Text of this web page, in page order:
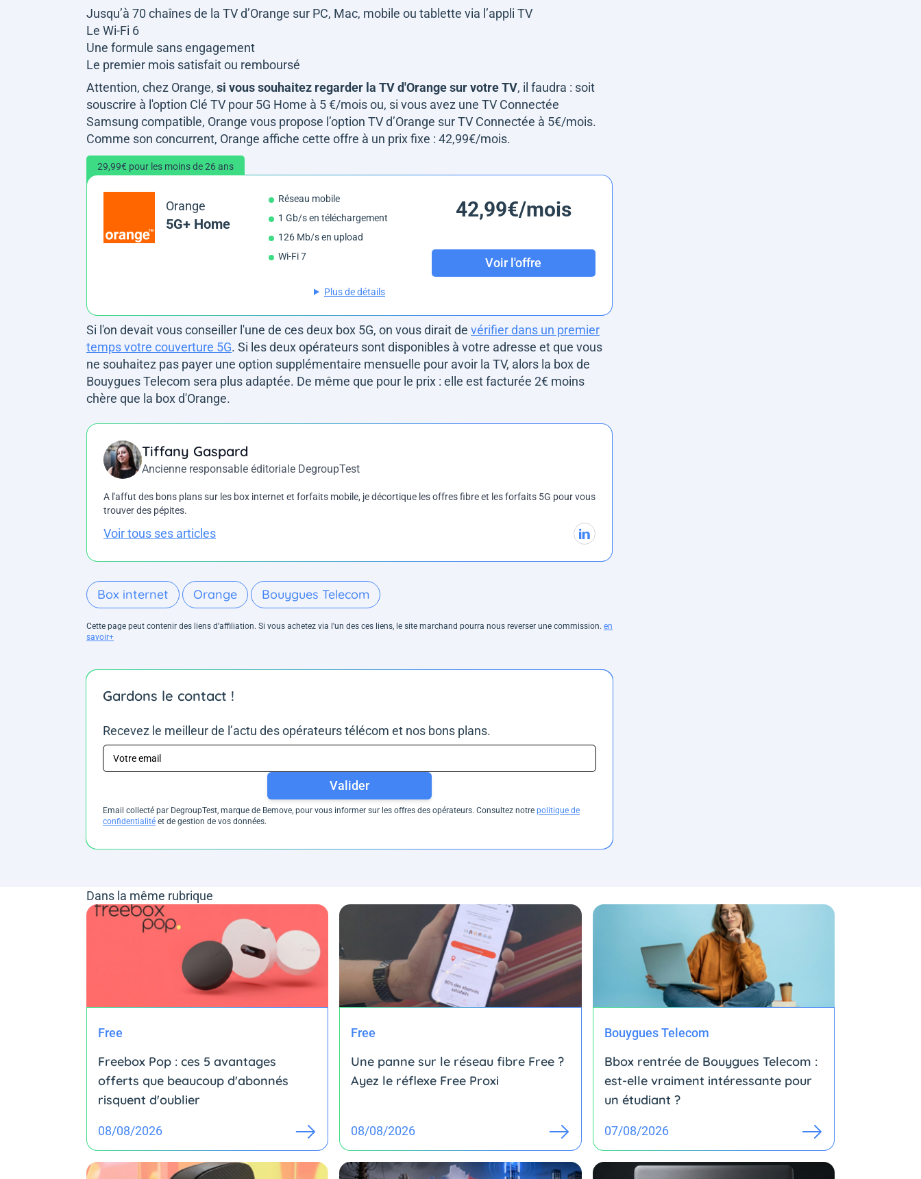
Jusqu’à 70 chaînes de la TV d’Orange sur PC, Mac, mobile ou tablette via l’appli TV
Le Wi-Fi 6
Une formule sans engagement
Le premier mois satisfait ou remboursé
Attention, chez Orange, si vous souhaitez regarder la TV d'Orange sur votre TV, il faudra : soit
souscrire à l'option Clé TV pour 5G Home à 5 €/mois ou, si vous avez une TV Connectée
Samsung compatible, Orange vous propose l’option TV d’Orange sur TV Connectée à 5€/mois.
Comme son concurrent, Orange affiche cette offre à un prix fixe : 42,99€/mois.
29,99€ pour les moins de 26 ans
Orange
5G+ Home
Réseau mobile
1 Gb/s en téléchargement
126 Mb/s en upload
Wi-Fi 7
42,99€/mois
Voir l'offre
Plus de détails
Si l'on devait vous conseiller l'une de ces deux box 5G, on vous dirait de vérifier dans un premier
temps votre couverture 5G. Si les deux opérateurs sont disponibles à votre adresse et que vous
ne souhaitez pas payer une option supplémentaire mensuelle pour avoir la TV, alors la box de
Bouygues Telecom sera plus adaptée. De même que pour le prix : elle est facturée 2€ moins
chère que la box d'Orange.
Tiffany Gaspard
Ancienne responsable éditoriale DegroupTest
A l'affut des bons plans sur les box internet et forfaits mobile, je décortique les offres fibre et les forfaits 5G pour vous
trouver des pépites.
Voir tous ses articles
Box internet Orange Bouygues Telecom
Cette page peut contenir des liens d’affiliation. Si vous achetez via l'un des ces liens, le site marchand pourra nous reverser une commission. en
savoir+
Gardons le contact !
Recevez le meilleur de l’actu des opérateurs télécom et nos bons plans.
Valider
Email collecté par DegroupTest, marque de Bemove, pour vous informer sur les offres des opérateurs. Consultez notre politique de
confidentialité et de gestion de vos données.
Dans la même rubrique
Free
Freebox Pop : ces 5 avantages
offerts que beaucoup d'abonnés
risquent d'oublier
08/08/2026
Free
Une panne sur le réseau fibre Free ?
Ayez le réflexe Free Proxi
08/08/2026
Bouygues Telecom
Bbox rentrée de Bouygues Telecom :
est-elle vraiment intéressante pour
un étudiant ?
07/08/2026